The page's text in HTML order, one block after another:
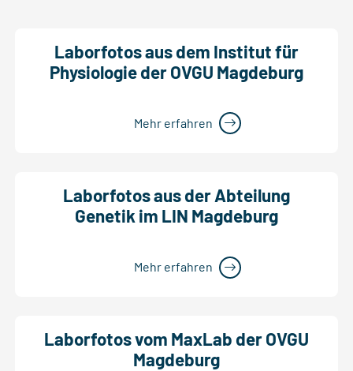
Laborfotos aus dem Institut für
Physiologie der OVGU Magdeburg
Mehr erfahren
Laborfotos aus der Abteilung
Genetik im LIN Magdeburg
Mehr erfahren
Laborfotos vom MaxLab der OVGU
Magdeburg